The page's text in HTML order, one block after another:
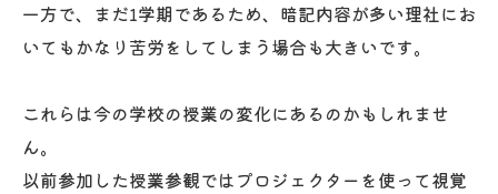
一方で、まだ1学期であるため、暗記内容が多い理社にお
いてもかなり苦労をしてしまう場合も大きいです。
これらは今の学校の授業の変化にあるのかもしれませ
ん。
以前参加した授業参観ではプロジェクターを使って視覚